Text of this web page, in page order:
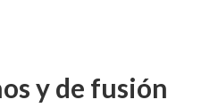
y de fusión